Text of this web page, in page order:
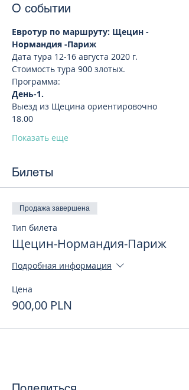
О событии
Евротур по маршруту: Щецин -
Нормандия -Париж
Дата тура 12-16 августа 2020 г.
Стоимость тура 900 злотых.
Программа:
День-1.
Выезд из Щецина ориентировочно
18.00
Показать еще
Билеты
Продажа завершена
Тип билета
Щецин-Нормандия-Париж
Подробная информация
Цена
900,00 PLN